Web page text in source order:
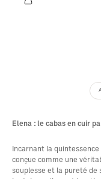
Elena : le cabas en cuir
Incarnant la
conçue comme une
souplesse et la pureté de